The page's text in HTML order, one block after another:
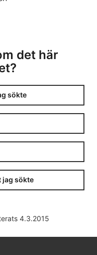
det här
sökte
jag sökte
4.3.2015